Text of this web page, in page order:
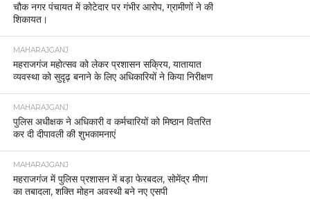
चौक नगर पंचायत में कोटेदार पर गंभीर आरोप, ग्रामीणों ने की
शिकायत।
MAHARAJGANJ
महराजगंज महोत्सव को लेकर प्रशासन सक्रिय, यातायात
व्यवस्था को सुदृढ़ बनाने के लिए अधिकारियों ने किया निरीक्षण
MAHARAJGANJ
पुलिस अधीक्षक ने अधिकारी व कर्मचारियों को मिष्ठान वितरित
कर दी दीपावली की शुभकामनाएं
MAHARAJGANJ
महराजगंज में पुलिस प्रशासन में बड़ा फेरबदल, सोमेंद्र मीणा
का तबादला, शक्ति मोहन अवस्थी बने नए एसपी